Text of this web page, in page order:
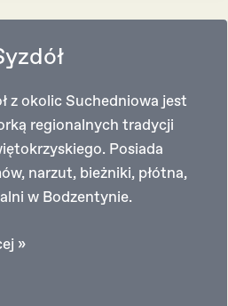
z okolic Suchedniowa jest
regionalnych tradycji
Posiada
narzut, bieżniki, płótna,
w Bodzentynie.
»